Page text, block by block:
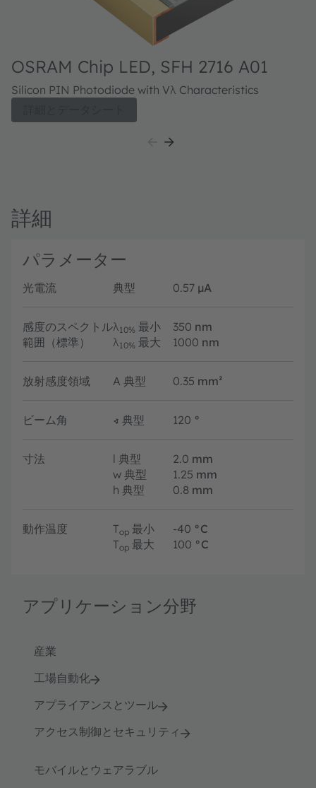
OSRAM Chip LED, SFH 2716 A01
Silicon PIN Photodiode with Vλ Characteristics
詳細
パラメーター
光電流 典型 0.57 µA
感度のスペクトル
範囲（標準）
λ10% 最小 350 nm
λ10% 最大 1000 nm
放射感度領域 A 典型 0.35 mm²
ビーム角 ∢ 典型 120 °
寸法 l 典型 2.0 mm
w 典型 1.25 mm
h 典型 0.8 mm
動作温度 Top 最小 -40 °C
Top 最大 100 °C
アプリケーション分野
産業
工場自動化
アプライアンスとツール
アクセス制御とセキュリティ
モバイルとウェアラブル